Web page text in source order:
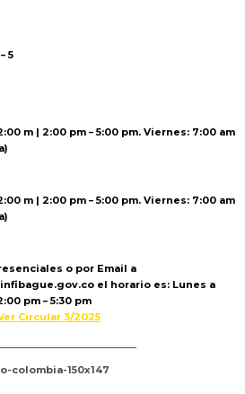
5
m | 2:00 pm – 5:00 pm. Viernes: 7:00 am
m | 2:00 pm – 5:00 pm. Viernes: 7:00 am
o por Email a
el horario es: Lunes a
pm – 5:30 pm
Circular 3/2025